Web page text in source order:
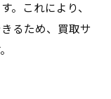
現するための
。これにより、
るため、買取サ